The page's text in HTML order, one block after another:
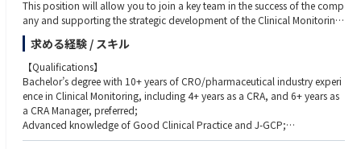
【Talent Management】
Oversee recruitment, onboarding, performance management, developm
ent, and retention of employees.
Build strong leadership pipelines and succession plans.
Implement training and development initiatives to enhance team capabil
ities.
Foster a high-performance culture and address employee engagement a
nd performance challenges.
within clinical research, CRO, or healthcare settings.
Experience in workforce planning, resource management, talent develop
ment, and performance management.
【Preferred】
Master’s degree or other advanced qualification in a relevant discipline.
Experience leading large, geographically dispersed teams within a global
matrix organization.
【Work Environment & Travel】
This position will allow you to join a key team in the success of the comp
any and supporting the strategic development of the Clinical Monitoring
function in Japan. A strong understanding of Clinical Monitoring and ho
w it is integrated with other clinical operations functions is required. It is
different role from Clinical Trial Management. This position is based in ou
r Tokyo office; however, will be supporting the development of CRA Man
agers in our Tokyo and Osaka offices.
【Responsibilities】
Direct supervision of CRA management to ensure effective line managem
求める経験 / スキル
【Qualifications】
Bachelor’s degree with 10+ years of CRO/pharmaceutical industry experi
ence in Clinical Monitoring, including 4+ years as a CRA, and 6+ years as
a CRA Manager, preferred;
Advanced knowledge of Good Clinical Practice and J-GCP;
Strong leadership, mentoring, and motivational skills;